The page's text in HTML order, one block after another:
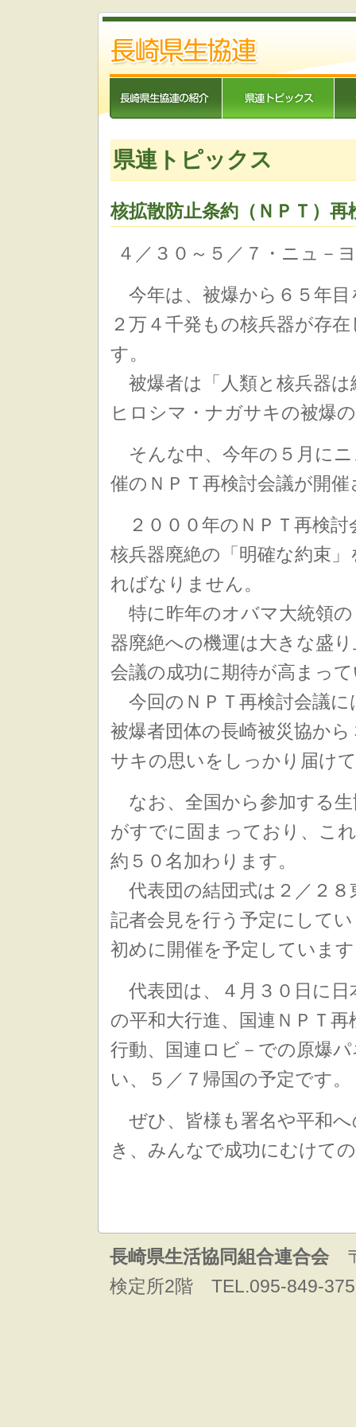
県連トピックス
核拡散防止条約（ＮＰＴ）
４／３０～５／７・ニュ
今年は、被爆から６５年
２万４千発もの核兵器が存
す。
被爆者は「人類と核兵器は
ヒロシマ・ナガサキの被爆
そんな中、今年の５月にニ
催のＮＰＴ再検討会議が開
２０００年のＮＰＴ再検討
核兵器廃絶の「明確な約束
ればなりません。
特に昨年のオバマ大統領の
器廃絶への機運は大きな盛
会議の成功に期待が高まっ
今回のＮＰＴ再検討会議に
被爆者団体の長崎被災協か
サキの思いをしっかり届け
なお、全国から参加する生
がすでに固まっており、こ
約５０名加わります。
代表団の結団式は２／２８
記者会見を行う予定にして
初めに開催を予定していま
代表団は、４月３０日に日
の平和大行進、国連ＮＰＴ
行動、国連ロビ－での原爆
い、５／７帰国の予定です。
ぜひ、皆様も署名や平和
き、みんなで成功にむけて
長崎県生活協同組合連合会〒
検定所2階 TEL.095-849-